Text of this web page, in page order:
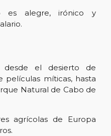
es alegre, irónico y
desde el desierto de
películas míticas, hasta
Natural de Cabo de
agrícolas de Europa